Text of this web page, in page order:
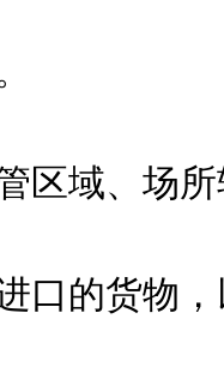
区域、场
口的货物